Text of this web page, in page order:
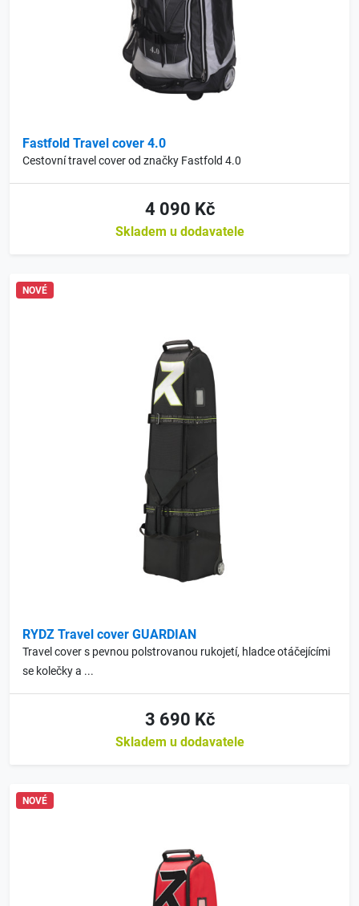
Fastfold Travel cover 4.0
Cestovní travel cover od značky Fastfold 4.0
4 090 Kč
Skladem u dodavatele
NOVÉ
RYDZ Travel cover GUARDIAN
Travel cover s pevnou polstrovanou rukojetí, hladce otáčejícími
se kolečky a ...
3 690 Kč
Skladem u dodavatele
NOVÉ